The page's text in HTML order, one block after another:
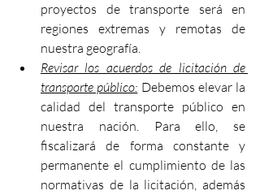
proyectos de transporte será en
regiones extremas y remotas de
nuestra geografía.
Revisar los acuerdos de licitación de
transporte público: Debemos elevar la
calidad del transporte público en
nuestra nación. Para ello, se
fiscalizará de forma constante y
permanente el cumplimiento de las
normativas de la licitación, además